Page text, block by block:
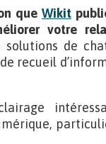
que Wikit
votre
solutions de
recueil